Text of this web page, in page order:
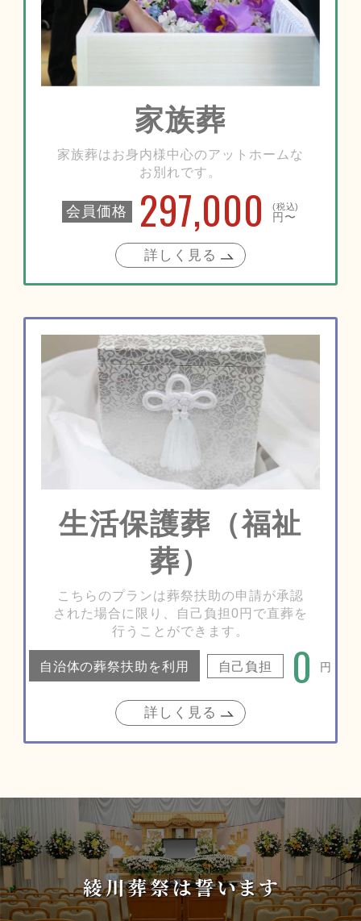
家族葬
家族葬はお身内様中心のアットホームな
お別れです。
会員価格 297,000 (税込)
円〜
詳しく見る
生活保護葬（福祉
葬）
こちらのプランは葬祭扶助の申請が承認
された場合に限り、自己負担0円で直葬を
行うことができます。
自治体の葬祭扶助を利用 自己負担 0 円
詳しく見る